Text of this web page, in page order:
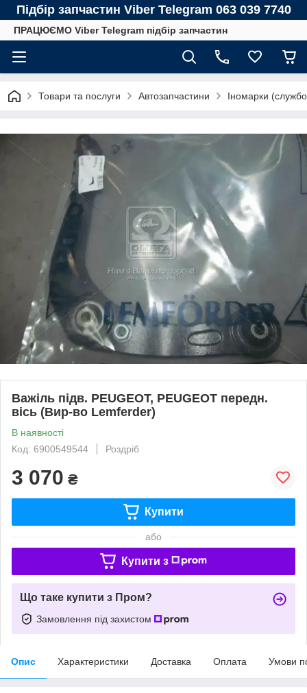
Підбір запчастин Viber Telegram 063 039 7740
ПРАЦЮЄМО Viber Telegram підбір запчастин
Товари та послуги Автозапчастини Іномарки
Важіль підв. PEUGEOT, PEUGEOT передн.
вісь (Вир-во Lemferder)
В наявності
Код: 6900549544
Роздріб
3 070 ₴
Купити
або
Купити з
Що таке купити з Пром?
Замовлення під захистом
Опис Характеристики Доставка Оплата Умови